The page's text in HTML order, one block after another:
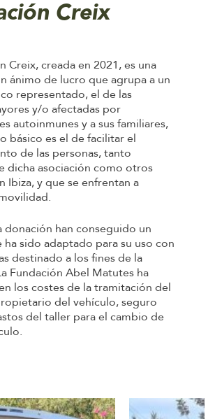
Creix
Creix, creada en 2021, es una
ánimo de lucro que agrupa a un
representado, el de las
y/o afectadas por
autoinmunes y a sus familiares,
básico es el de facilitar el
de las personas, tanto
dicha asociación como otros
Ibiza, y que se enfrentan a
donación han conseguido un
sido adaptado para su uso con
destinado a los fines de la
Fundación Abel Matutes ha
los costes de la tramitación del
del vehículo, seguro
del taller para el cambio de